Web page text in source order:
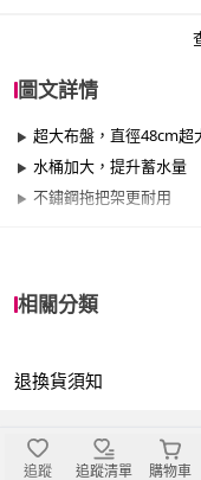
圖文詳情
超大布盤，直徑48cm超
水桶加大，提升蓄水量
不鏽鋼拖把架更耐用
適用於
臥室
相關分類
退換貨須知
追蹤 追蹤清單 購物車